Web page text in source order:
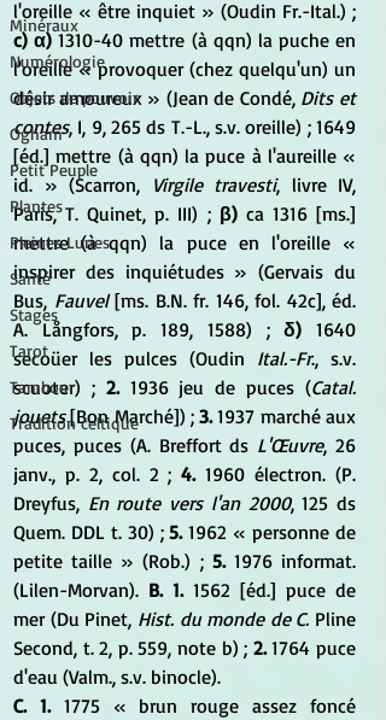
Minéraux
Numérologie
Objets de pouvoir
Ogham
Petit Peuple
Plantes
Pleines Lunes
Santé
Stages
Tarot
Tambour
Tradition celtique
c) α) 1310-40 mettre (à qqn) la puche en
l'oreille « provoquer (chez quelqu'un) un
désir amoureux » (Jean de Condé, Dits et
contes, I, 9, 265 ds T.-L., s.v. oreille) ; 1649
[éd.] mettre (à qqn) la puce à l'aureille «
id. » (Scarron, Virgile travesti, livre IV,
Paris, T. Quinet, p. III) ; β) ca 1316 [ms.]
mettre (à qqn) la puce en l'oreille «
inspirer des inquiétudes » (Gervais du
Bus, Fauvel [ms. B.N. fr. 146, fol. 42c], éd.
A. Långfors, p. 189, 1588) ; δ) 1640
secoüer les pulces (Oudin Ital.-Fr., s.v.
scuoter) ; 2. 1936 jeu de puces (Catal.
jouets [Bon Marché]) ; 3. 1937 marché aux
puces, puces (A. Breffort ds L'Œuvre, 26
janv., p. 2, col. 2 ; 4. 1960 électron. (P.
Dreyfus, En route vers l'an 2000, 125 ds
Quem. DDL t. 30) ; 5. 1962 « personne de
petite taille » (Rob.) ; 5. 1976 informat.
(Lilen-Morvan). B. 1. 1562 [éd.] puce de
mer (Du Pinet, Hist. du monde de C. Pline
Second, t. 2, p. 559, note b) ; 2. 1764 puce
d'eau (Valm., s.v. binocle).
C. 1. 1775 « brun rouge assez foncé